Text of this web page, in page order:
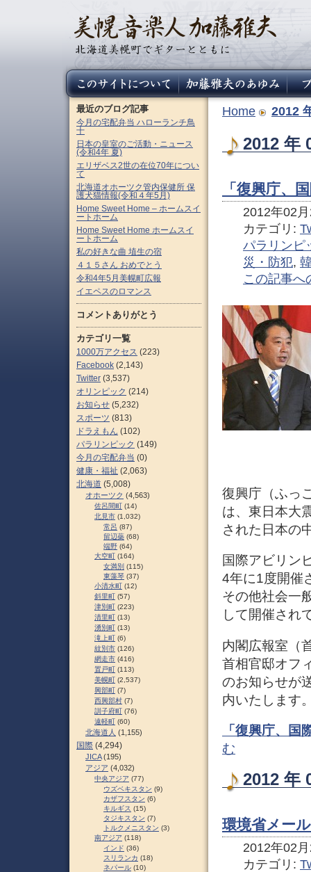
Home 2012
2012 年
「復興庁、
2012年02
カテゴリ:
パラリンピ
災・防犯,
この記事へ
復興庁（ふっ
は、東日本大
された日本の
国際アビリン
4年に1度開催
その他社会一
して開催され
内閣広報室（
首相官邸オフ
のお知らせが
内いたします
「復興庁、国
む
2012 年
環境省メー
2012年02
カテゴリ:
最近のブログ記事
今月の宅配弁当 ハローランチ鳥
十
日本の皇室のご活動・ニュース
(令和4年 夏)
エリザベス2世の在位70年につい
て
北海道オホーツク管内保健所 保
護犬猫情報(令和４年5月)
Home Sweet Home – ホームスイ
ートホーム
Home Sweet Home ホームスイ
ートホーム
私の好きな曲 埴生の宿
４１５さん おめでとう
令和4年5月美幌町広報
イエペスのロマンス
コメントありがとう
カテゴリ一覧
1000万アクセス (223)
Facebook (2,143)
Twitter (3,537)
オリンピック (214)
お知らせ (5,232)
スポーツ (813)
ドラえもん (102)
パラリンピック (149)
今月の宅配弁当 (0)
健康・福祉 (2,063)
北海道 (5,008)
オホーツク (4,563)
佐呂間町 (14)
北見市 (1,032)
常呂 (87)
留辺蘂 (68)
端野 (64)
大空町 (164)
女満別 (115)
東藻琴 (37)
小清水町 (12)
斜里町 (57)
津別町 (223)
清里町 (13)
湧別町 (13)
滝上町 (6)
紋別市 (126)
網走市 (416)
置戸町 (113)
美幌町 (2,537)
興部町 (7)
西興部村 (7)
訓子府町 (76)
遠軽町 (60)
北海道人 (1,155)
国際 (4,294)
JICA(195)
アジア (4,032)
中央アジア (77)
ウズベキスタン (9)
カザフスタン (6)
キルギス (15)
タジキスタン (7)
トルクメニスタン (3)
南アジア (118)
インド (36)
スリランカ (18)
ネパール (10)